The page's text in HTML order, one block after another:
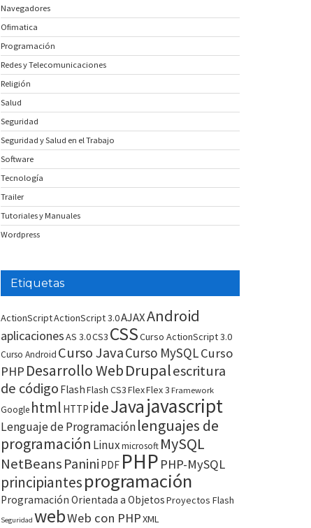
Navegadores
Ofimatica
Programación
Redes y Telecomunicaciones
Religión
Salud
Seguridad
Seguridad y Salud en el Trabajo
Software
Tecnología
Trailer
Tutoriales y Manuales
Wordpress
Etiquetas
ActionScriptActionScript 3.0AJAXAndroid
aplicacionesAS 3.0CS3 CSSCurso ActionScript 3.0
Curso Android Curso JavaCurso MySQLCurso
PHP Desarrollo WebDrupalescritura
de código FlashFlash CS3FlexFlex 3 Framework
Google html HTTP ideJavajavascript
Lenguaje de Programaciónlenguajes de
programación Linuxmicrosoft MySQL
NetBeans Panini PDF PHP PHP-MySQL
principiantesprogramación
Programación Orientada a ObjetosProyectos Flash
Seguridad webWeb con PHPXML